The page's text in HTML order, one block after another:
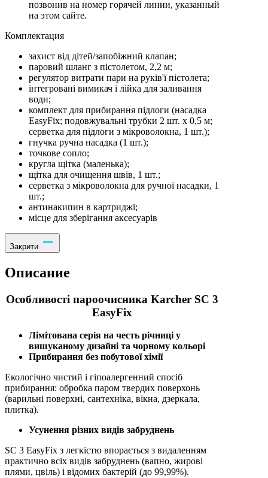
позвонив на номер горячей линии, указанный
на этом сайте.
Комплектация
захист від дітей/запобіжний клапан;
паровий шланг з пістолетом, 2,2 м;
регулятор витрати пари на руків'ї пістолета;
інтегровані вимикач і лійка для заливання
води;
комплект для прибирання підлоги (насадка
EasyFix; подовжувальні трубки 2 шт. х 0,5 м;
серветка для підлоги з мікроволокна, 1 шт.);
гнучка ручна насадка (1 шт.);
точкове сопло;
кругла щітка (маленька);
щітка для очищення швів, 1 шт.;
серветка з мікроволокна для ручної насадки, 1
шт.;
антинакипин в картриджі;
місце для зберігання аксесуарів
Закрити
Описание
Особливості пароочисника Karcher SC 3
EasyFix
Лімітована серія на честь річниці у
вишуканому дизайні та чорному кольорі
Прибирання без побутової хімії
Екологічно чистий і гіпоалергенний спосіб
прибирання: обробка паром твердих поверхонь
(варильні поверхні, сантехніка, вікна, дзеркала,
плитка).
Усунення різних видів забруднень
SC 3 EasyFix з легкістю впорається з видаленням
практично всіх видів забруднень (вапно, жирові
плями, цвіль) і відомих бактерій (до 99,99%).